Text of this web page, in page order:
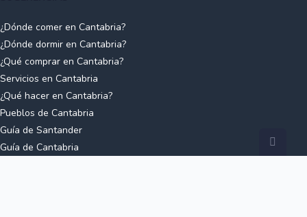
¿Dónde comer en Cantabria?
¿Dónde dormir en Cantabria?
¿Qué comprar en Cantabria?
Servicios en Cantabria
¿Qué hacer en Cantabria?
Pueblos de Cantabria
Guía de Santander
Guía de Cantabria